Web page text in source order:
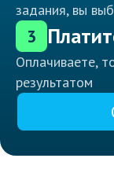
задания, вы
3
Оплачиваете,
результатом